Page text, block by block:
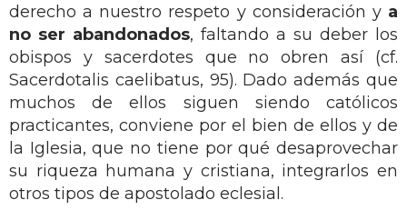
derecho a nuestro respeto y consideración y a
no ser abandonados, faltando a su deber los
obispos y sacerdotes que no obren así (cf.
Sacerdotalis caelibatus, 95). Dado además que
muchos de ellos siguen siendo católicos
practicantes, conviene por el bien de ellos y de
la Iglesia, que no tiene por qué desaprovechar
su riqueza humana y cristiana, integrarlos en
otros tipos de apostolado eclesial.